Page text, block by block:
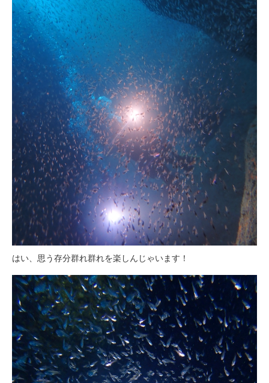
はい、思う存分群れ群れを楽しんじゃいます！